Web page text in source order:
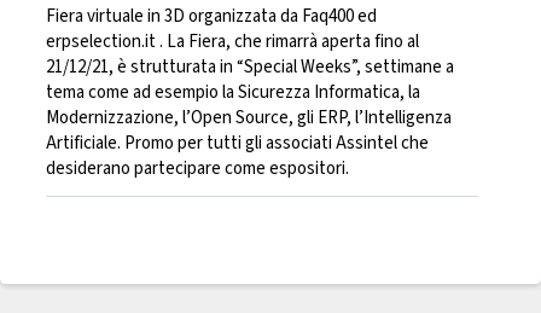
Fiera virtuale in 3D organizzata da Faq400 ed
erpselection.it . La Fiera, che rimarrà aperta fino al
21/12/21, è strutturata in “Special Weeks”, settimane a
tema come ad esempio la Sicurezza Informatica, la
Modernizzazione, l’Open Source, gli ERP, l’Intelligenza
Artificiale. Promo per tutti gli associati Assintel che
desiderano partecipare come espositori.